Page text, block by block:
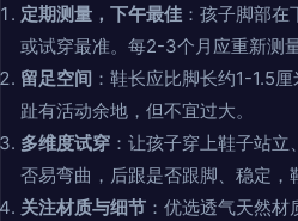
定期测量，下午最佳 ：孩子脚部
或试穿最准。每2-3个月应重新测量
留足空间 ：鞋长应比脚长约1-1.5
趾有活动余地，但不宜过大。
多维度试穿 ：让孩子穿上鞋子站
否易弯曲，后跟是否跟脚、稳定，
关注材质与细节 ：优选透气天然